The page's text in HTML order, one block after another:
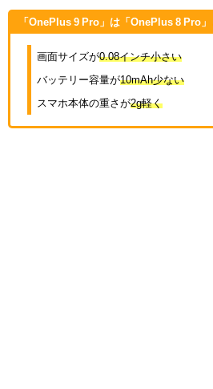
「OnePlus 9 Pro」は「OnePlus 8 Pro」
画面サイズが0.08インチ小さい
バッテリー容量が10mAh少ない
スマホ本体の重さが2g軽く